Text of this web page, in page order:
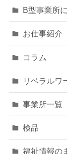
B型事業所
お仕事紹介
コラム
リベラルワ
事業所一覧
検品
福祉情報の